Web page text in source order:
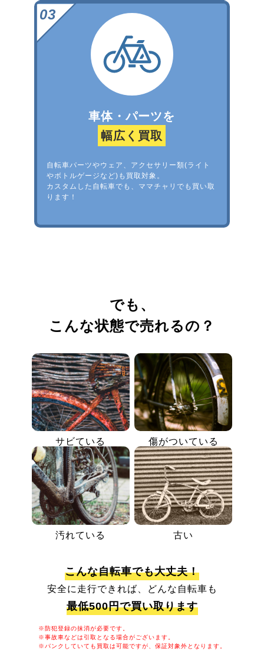
車体・パーツを
幅広く買取
自転車パーツやウェア、アクセサリー類(ライト
やボトルゲージなど)も買取対象。
カスタムした自転車でも、ママチャリでも買い取
ります！
でも、
こんな状態で売れるの？
サビている 傷がついている
汚れている 古い
こんな自転車でも大丈夫！
安全に走行できれば、どんな自転車も
最低500円で買い取ります
※防犯登録の抹消が必要です。
※事故車などは引取となる場合がございます。
※パンクしていても買取は可能ですが、保証対象外となります。